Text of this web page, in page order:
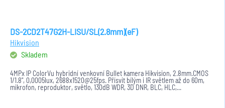
DS-2CD2T47G2H-LISU/SL(2.8mm)(eF)
Hikvision
Skladem
4MPx IP ColorVu hybridní venkovní Bullet kamera Hikvision, 2.8mm.CMOS
1/1.8", 0,0005lux, 2688x1520@25fps. Přísvit bílým i IR světlem až do 60m,
mikrofon, reproduktor, světlo, 130dB WDR, 3D DNR, BLC, HLC,...